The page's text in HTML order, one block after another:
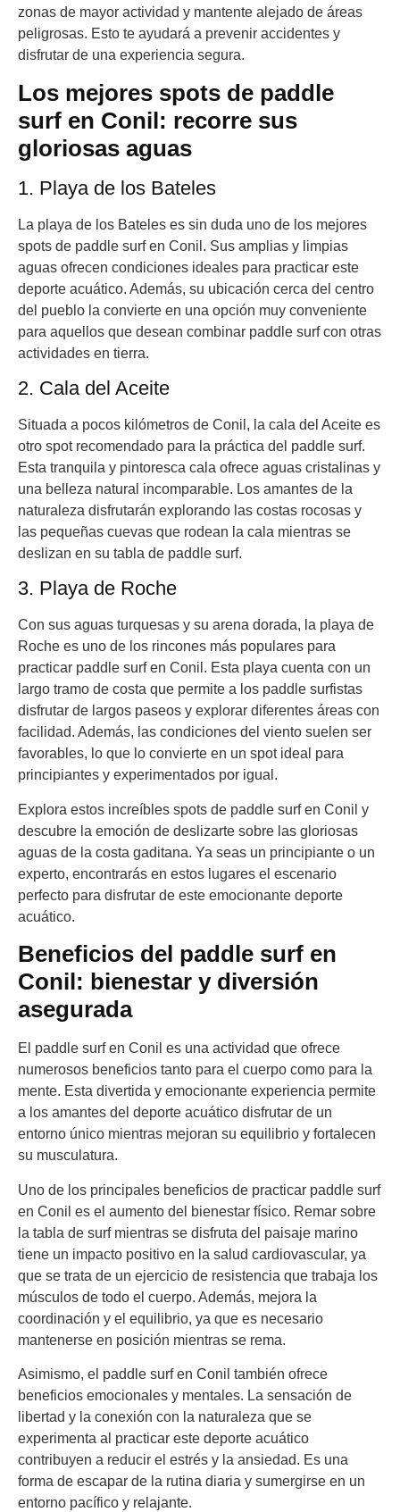
zonas de mayor actividad y mantente alejado de áreas
peligrosas. Esto te ayudará a prevenir accidentes y
disfrutar de una experiencia segura.
Los mejores spots de paddle
surf en Conil: recorre sus
gloriosas aguas
1. Playa de los Bateles
La playa de los Bateles es sin duda uno de los mejores
spots de paddle surf en Conil. Sus amplias y limpias
aguas ofrecen condiciones ideales para practicar este
deporte acuático. Además, su ubicación cerca del centro
del pueblo la convierte en una opción muy conveniente
para aquellos que desean combinar paddle surf con otras
actividades en tierra.
2. Cala del Aceite
Situada a pocos kilómetros de Conil, la cala del Aceite es
otro spot recomendado para la práctica del paddle surf.
Esta tranquila y pintoresca cala ofrece aguas cristalinas y
una belleza natural incomparable. Los amantes de la
naturaleza disfrutarán explorando las costas rocosas y
las pequeñas cuevas que rodean la cala mientras se
deslizan en su tabla de paddle surf.
3. Playa de Roche
Con sus aguas turquesas y su arena dorada, la playa de
Roche es uno de los rincones más populares para
practicar paddle surf en Conil. Esta playa cuenta con un
largo tramo de costa que permite a los paddle surfistas
disfrutar de largos paseos y explorar diferentes áreas con
facilidad. Además, las condiciones del viento suelen ser
favorables, lo que lo convierte en un spot ideal para
principiantes y experimentados por igual.
Explora estos increíbles spots de paddle surf en Conil y
descubre la emoción de deslizarte sobre las gloriosas
aguas de la costa gaditana. Ya seas un principiante o un
experto, encontrarás en estos lugares el escenario
perfecto para disfrutar de este emocionante deporte
acuático.
Beneficios del paddle surf en
Conil: bienestar y diversión
asegurada
El paddle surf en Conil es una actividad que ofrece
numerosos beneficios tanto para el cuerpo como para la
mente. Esta divertida y emocionante experiencia permite
a los amantes del deporte acuático disfrutar de un
entorno único mientras mejoran su equilibrio y fortalecen
su musculatura.
Uno de los principales beneficios de practicar paddle surf
en Conil es el aumento del bienestar físico. Remar sobre
la tabla de surf mientras se disfruta del paisaje marino
tiene un impacto positivo en la salud cardiovascular, ya
que se trata de un ejercicio de resistencia que trabaja los
músculos de todo el cuerpo. Además, mejora la
coordinación y el equilibrio, ya que es necesario
mantenerse en posición mientras se rema.
Asimismo, el paddle surf en Conil también ofrece
beneficios emocionales y mentales. La sensación de
libertad y la conexión con la naturaleza que se
experimenta al practicar este deporte acuático
contribuyen a reducir el estrés y la ansiedad. Es una
forma de escapar de la rutina diaria y sumergirse en un
entorno pacífico y relajante.